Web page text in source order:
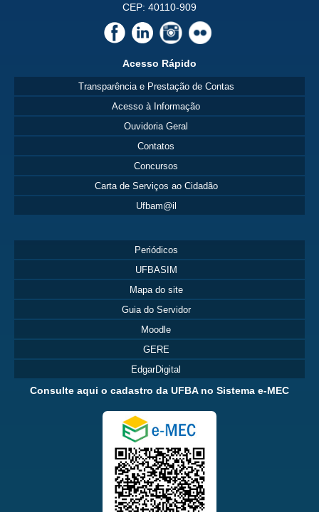
CEP: 40110-909
Acesso Rápido
Transparência e Prestação de Contas
Acesso à Informação
Ouvidoria Geral
Contatos
Concursos
Carta de Serviços ao Cidadão
Ufbam@il
Periódicos
UFBASIM
Mapa do site
Guia do Servidor
Moodle
GERE
EdgarDigital
Consulte aqui o cadastro da UFBA no Sistema e-MEC